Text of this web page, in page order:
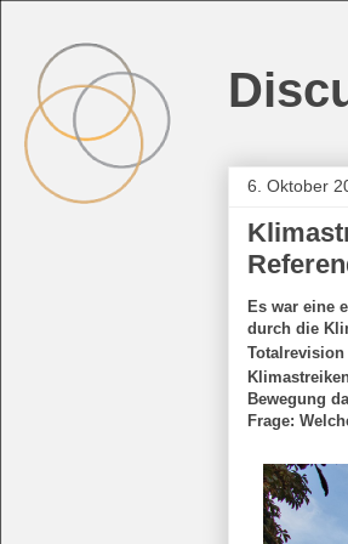
6. Oktober
Es war eine
durch die
Totalrevision
Bewegung
Frage: